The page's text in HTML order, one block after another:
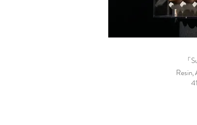
「
Resin,